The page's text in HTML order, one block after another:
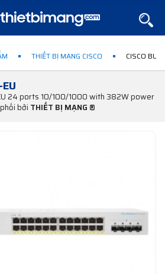
THIẾT BỊ MẠNG CISCO CISCO
24 ports 10/100/1000 with 382W power
bởi THIẾT BỊ MẠNG ®